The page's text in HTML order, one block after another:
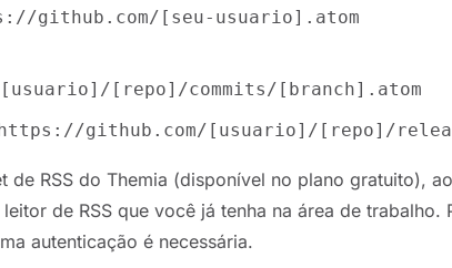
github.com/[seu-usuario].atom
[repo]/commits/[branch].atom
github.com/[usuario]/[repo]/
de RSS do Themia (disponível no plano gratuito),
de RSS que você já tenha na área de trabalho.
autenticação é necessária.